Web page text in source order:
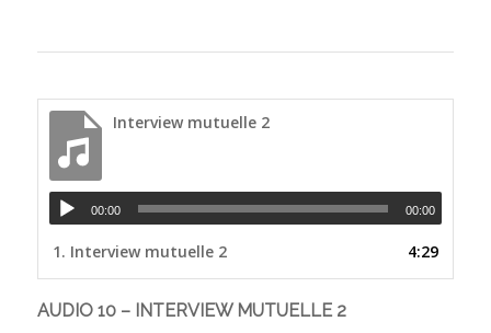
Interview mutuelle 2
00:00 00:00
1. Interview mutuelle 2 4:29
AUDIO 10 – INTERVIEW MUTUELLE 2